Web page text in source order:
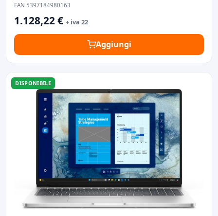
EAN 5397184980163
1.128,22 € + iva 22
Aggiungi
DISPONIBILE